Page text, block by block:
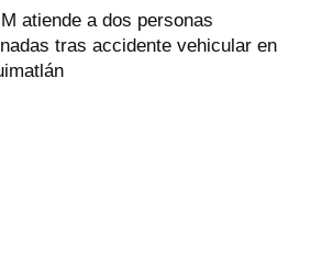
atiende a dos personas
tras accidente vehicular en